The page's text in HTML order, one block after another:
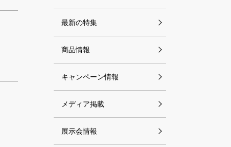
最新の特集
商品情報
キャンペーン情報
メディア掲載
展示会情報